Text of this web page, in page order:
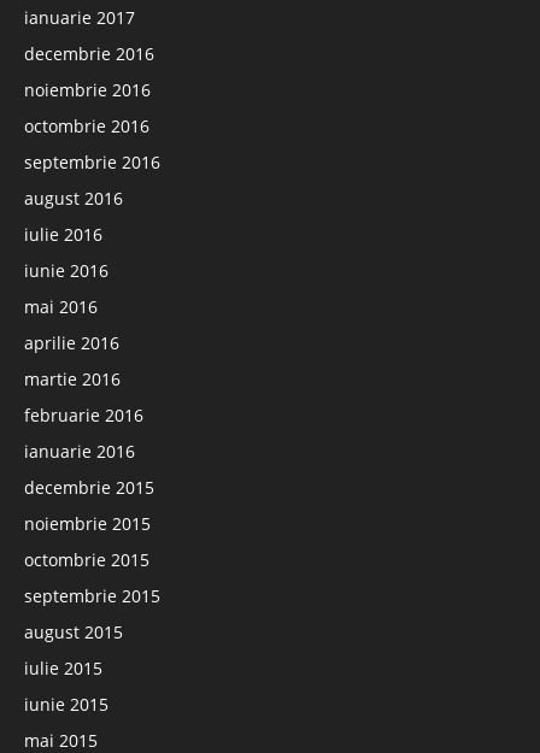
ianuarie 2017
decembrie 2016
noiembrie 2016
octombrie 2016
septembrie 2016
august 2016
iulie 2016
iunie 2016
mai 2016
aprilie 2016
martie 2016
februarie 2016
ianuarie 2016
decembrie 2015
noiembrie 2015
octombrie 2015
septembrie 2015
august 2015
iulie 2015
iunie 2015
mai 2015